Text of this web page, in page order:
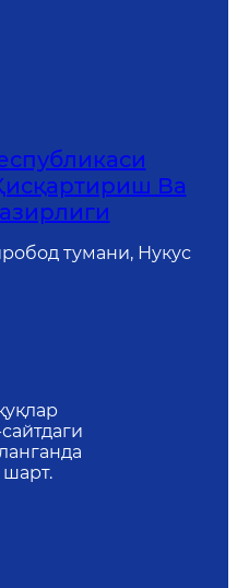
Ва
тумани, Нукус